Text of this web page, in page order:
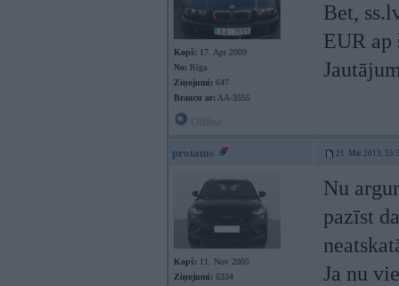
Kopš: 17. Apr 2009
No: Rīga
Ziņojumi: 647
Braucu ar: AA-3555
Bet,
EUR ap
protams 21. Mar 2013,
Kopš: 11. Nov 2005
Ziņojumi: 6334
Nu
pazīst
Ja nu